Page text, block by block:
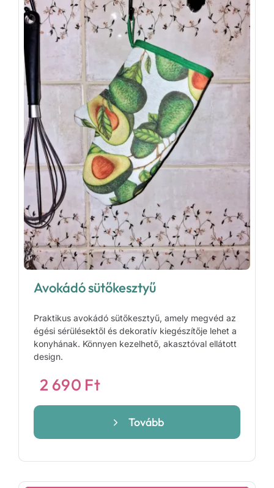
Avokádó sütőkesztyű
Praktikus avokádó sütőkesztyű, amely megvéd az
égési sérülésektől és dekoratív kiegészítője lehet a
konyhának. Könnyen kezelhető, akasztóval ellátott
design.
2 690 Ft
Tovább